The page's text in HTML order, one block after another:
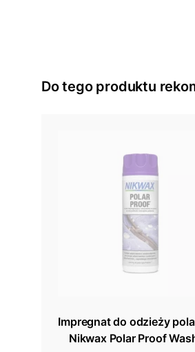
Do tego produktu
Impregnat do odzieży
Nikwax Polar Proof